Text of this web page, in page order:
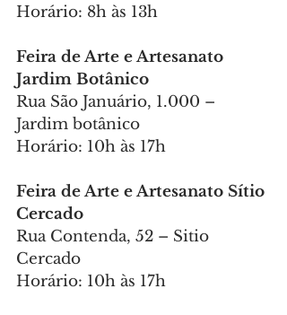
Horário: 8h às 13h
Feira de Arte e Artesanato
Jardim Botânico
Rua São Januário, 1.000 –
Jardim botânico
Horário: 10h às 17h
Feira de Arte e Artesanato Sítio
Cercado
Rua Contenda, 52 – Sitio
Cercado
Horário: 10h às 17h